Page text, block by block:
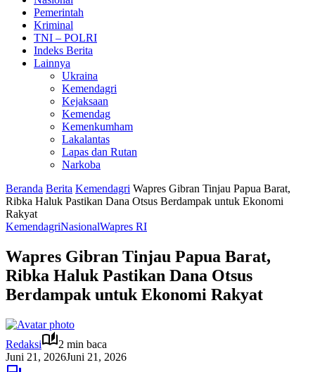
Pemerintah
Kriminal
TNI – POLRI
Indeks Berita
Lainnya
Ukraina
Kemendagri
Kejaksaan
Kemendag
Kemenkumham
Lakalantas
Lapas dan Rutan
Narkoba
Beranda Berita Kemendagri Wapres Gibran Tinjau Papua Barat,
Ribka Haluk Pastikan Dana Otsus Berdampak untuk Ekonomi
Rakyat
KemendagriNasionalWapres RI
Wapres Gibran Tinjau Papua Barat,
Ribka Haluk Pastikan Dana Otsus
Berdampak untuk Ekonomi Rakyat
Redaksi
2 min baca
Juni 21, 2026Juni 21, 2026